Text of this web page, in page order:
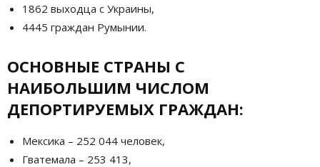
1862 выходца с Украины,
4445 граждан Румынии.
ОСНОВНЫЕ СТРАНЫ С
НАИБОЛЬШИМ ЧИСЛОМ
ДЕПОРТИРУЕМЫХ ГРАЖДАН:
Мексика – 252 044 человек,
Гватемала – 253 413,